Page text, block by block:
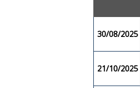
30/08/2025
21/10/2025